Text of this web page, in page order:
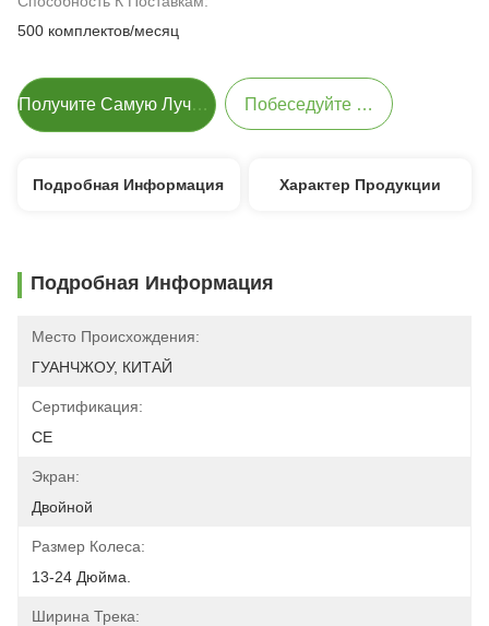
500 комплектов/месяц
Получите Самую Лучшую Цену Побеседуйте Теперь
Подробная Информация Характер Продукции
Подробная Информация
Место Происхождения:
ГУАНЧЖОУ, КИТАЙ
Сертификация:
CE
Экран:
Двойной
Размер Колеса:
13-24 Дюйма.
Ширина Трека: